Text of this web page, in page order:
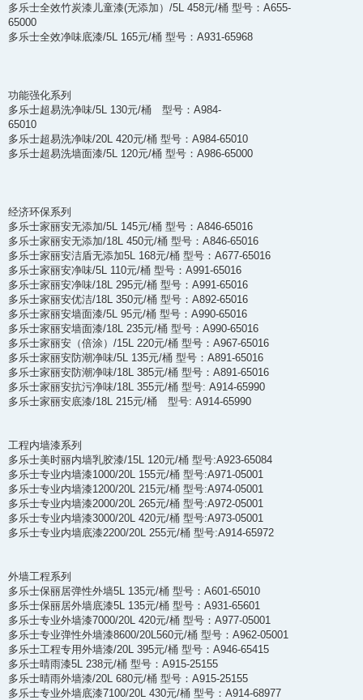
多乐士全效竹炭漆儿童漆(无添加）/5L 458元/桶 型号：A655-
65000
多乐士全效净味底漆/5L 165元/桶 型号：A931-65968
功能强化系列
多乐士超易洗净味/5L 130元/桶 型号：A984-
65010
多乐士超易洗净味/20L 420元/桶 型号：A984-65010
多乐士超易洗墙面漆/5L 120元/桶 型号：A986-65000
经济环保系列
多乐士家丽安无添加/5L 145元/桶 型号：A846-65016
多乐士家丽安无添加/18L 450元/桶 型号：A846-65016
多乐士家丽安洁盾无添加5L 168元/桶 型号：A677-65016
多乐士家丽安净味/5L 110元/桶 型号：A991-65016
多乐士家丽安净味/18L 295元/桶 型号：A991-65016
多乐士家丽安优洁/18L 350元/桶 型号：A892-65016
多乐士家丽安墙面漆/5L 95元/桶 型号：A990-65016
多乐士家丽安墙面漆/18L 235元/桶 型号：A990-65016
多乐士家丽安（倍涂）/15L 220元/桶 型号：A967-65016
多乐士家丽安防潮净味/5L 135元/桶 型号：A891-65016
多乐士家丽安防潮净味/18L 385元/桶 型号：A891-65016
多乐士家丽安抗污净味/18L 355元/桶 型号: A914-65990
多乐士家丽安底漆/18L 215元/桶 型号: A914-65990
工程内墙漆系列
多乐士美时丽内墙乳胶漆/15L 120元/桶 型号:A923-65084
多乐士专业内墙漆1000/20L 155元/桶 型号:A971-05001
多乐士专业内墙漆1200/20L 215元/桶 型号:A974-05001
多乐士专业内墙漆2000/20L 265元/桶 型号:A972-05001
多乐士专业内墙漆3000/20L 420元/桶 型号:A973-05001
多乐士专业内墙底漆2200/20L 255元/桶 型号:A914-65972
外墙工程系列
多乐士保丽居弹性外墙5L 135元/桶 型号：A601-65010
多乐士保丽居外墙底漆5L 135元/桶 型号：A931-65601
多乐士专业外墙漆7000/20L 420元/桶 型号：A977-05001
多乐士专业弹性外墙漆8600/20L560元/桶 型号：A962-05001
多乐士工程专用外墙漆/20L 395元/桶 型号：A946-65415
多乐士晴雨漆5L 238元/桶 型号：A915-25155
多乐士晴雨外墙漆/20L 680元/桶 型号：A915-25155
多乐士专业外墙底漆7100/20L 430元/桶 型号：A914-68977